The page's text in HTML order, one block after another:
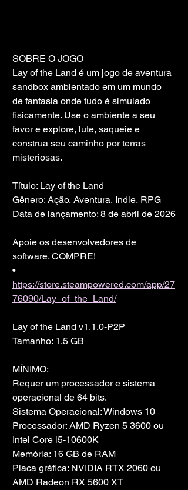
SOBRE O JOGO
Lay of the Land é um jogo de aventura
sandbox ambientado em um mundo
de fantasia onde tudo é simulado
fisicamente. Use o ambiente a seu
favor e explore, lute, saqueie e
construa seu caminho por terras
misteriosas.
Título: Lay of the Land
Gênero: Ação, Aventura, Indie, RPG
Data de lançamento: 8 de abril de 2026
Apoie os desenvolvedores de
software. COMPRE!
•
https://store.steampowered.com/app/27
76090/Lay_of_the_Land/
Lay of the Land v1.1.0-P2P
Tamanho: 1,5 GB
MÍNIMO:
Requer um processador e sistema
operacional de 64 bits.
Sistema Operacional: Windows 10
Processador: AMD Ryzen 5 3600 ou
Intel Core i5-10600K
Memória: 16 GB de RAM
Placa gráfica: NVIDIA RTX 2060 ou
AMD Radeon RX 5600 XT